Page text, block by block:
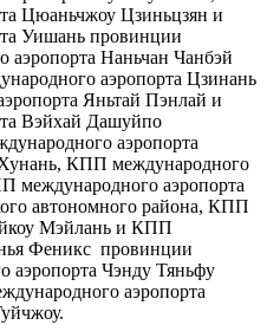
Цюаньчжоу Цзиньцзян и
Уишань провинции
Наньчан Чанбэй
аэропорта Цзинань
Яньтай Пэнлай и
Вэйхай Дашуйпо
аэропорта
КПП международного
международного аэропорта
автономного района, КПП
Мэйлань и КПП
Феникс провинции
Чэнду Тяньфу
аэропорта